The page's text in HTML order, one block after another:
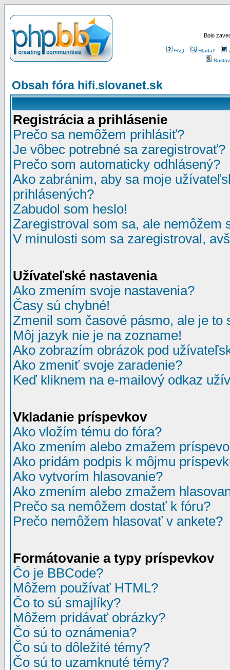
Bolo
FAQ Hľadať
Obsah fóra hifi.slovanet.sk
Registrácia a prihlásenie
Prečo sa nemôžem prihlásiť?
Je vôbec potrebné sa zaregistrovať?
Prečo som automaticky odhlásený?
Ako zabránim, aby sa moje
prihlásených?
Zabudol som heslo!
Zaregistroval som sa, ale nemôžem
V minulosti som sa zaregistroval,
Užívateľské nastavenia
Ako zmením svoje nastavenia?
Časy sú chybné!
Zmenil som časové pásmo, ale je to
Môj jazyk nie je na zozname!
Ako zobrazím obrázok pod
Ako zmeniť svoje zaradenie?
Keď kliknem na e-mailový odkaz
Vkladanie príspevkov
Ako vložím tému do fóra?
Ako zmením alebo zmažem
Ako pridám podpis k môjmu
Ako vytvorím hlasovanie?
Ako zmením alebo zmažem
Prečo sa nemôžem dostať k fóru?
Prečo nemôžem hlasovať v ankete?
Formátovanie a typy príspevkov
Čo je BBCode?
Môžem používať HTML?
Čo to sú smajlíky?
Môžem pridávať obrázky?
Čo sú to oznámenia?
Čo sú to dôležité témy?
Čo sú to uzamknuté témy?